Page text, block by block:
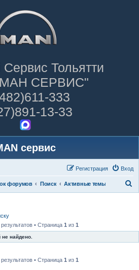
Сервис Тольятти
СЕРВИС"
333
13-33
сервис
Вход
Регистрация
форумов Поиск Активные темы
к
• Страница 1 из 1
найдено.
• Страница 1 из 1